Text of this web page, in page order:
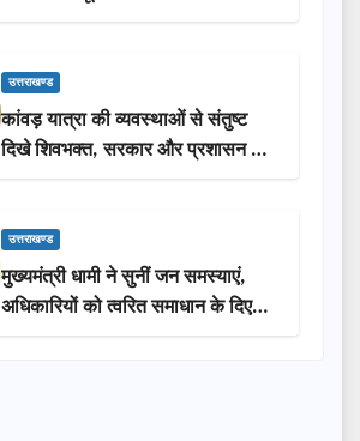
लोगों की भागीदारी…
उत्तराखण्ड
कांवड़ यात्रा की व्यवस्थाओं से संतुष्ट
दिखे शिवभक्त, सरकार और प्रशासन की
सराहना…
उत्तराखण्ड
मुख्यमंत्री धामी ने सुनीं जन समस्याएं,
अधिकारियों को त्वरित समाधान के दिए
निर्देश